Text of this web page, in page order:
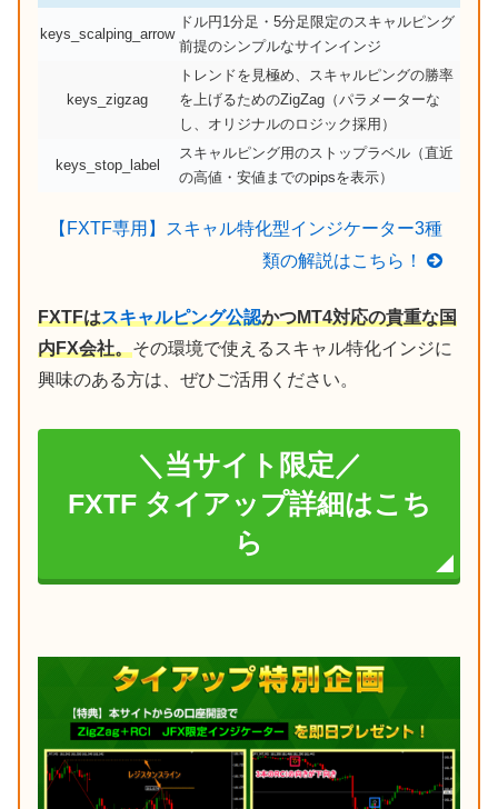
keys_scalping_arrow
ドル円1分足・5分足限定のスキャルピング
前提のシンプルなサインインジ
keys_zigzag
トレンドを見極め、スキャルピングの勝率
を上げるためのZigZag（パラメーターな
し、オリジナルのロジック採用）
keys_stop_label
スキャルピング用のストップラベル（直近
の高値・安値までのpipsを表示）
【FXTF専用】スキャル特化型インジケーター3種
類の解説はこちら！
FXTFはスキャルピング公認かつMT4対応の貴重な国
内FX会社。その環境で使えるスキャル特化インジに
興味のある方は、ぜひご活用ください。
＼当サイト限定／
FXTF タイアップ詳細はこち
ら